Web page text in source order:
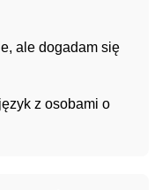
ale dogadam się
z osobami o